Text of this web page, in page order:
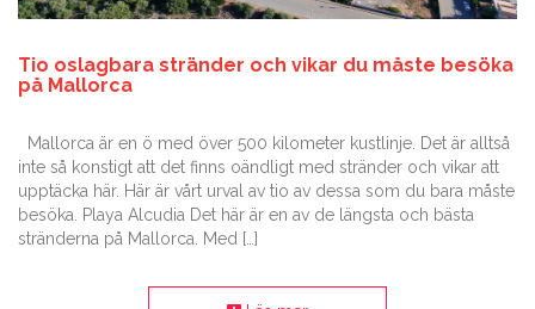
Tio oslagbara stränder och vikar du måste besöka
på Mallorca
Mallorca är en ö med över 500 kilometer kustlinje. Det är alltså
inte så konstigt att det finns oändligt med stränder och vikar att
upptäcka här. Här är vårt urval av tio av dessa som du bara måste
besöka. Playa Alcudia Det här är en av de längsta och bästa
stränderna på Mallorca. Med […]